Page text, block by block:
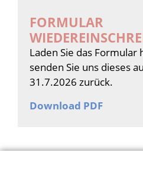
FORMULAR
Laden Sie das
senden Sie uns dieses
31.7.2026 zurück.
Download PDF